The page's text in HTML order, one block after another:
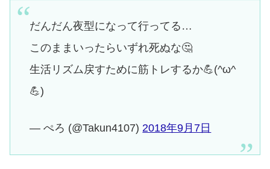
だんだん夜型になって行ってる…
このままいったらいずれ死ぬな🤔
生活リズム戻すために筋トレするか💪(^ω^
💪)
— ぺろ (@Takun4107) 2018年9月7日